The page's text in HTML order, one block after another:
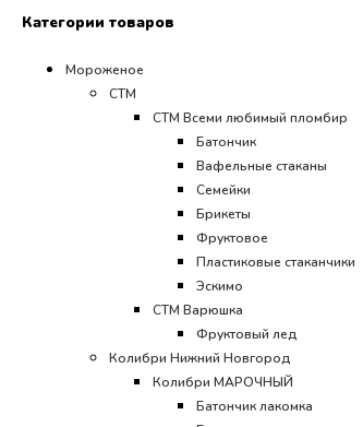
Категории товаров
Мороженое
СТМ
CТМ Всеми любимый пломбир
Батончик
Вафельные стаканы
Семейки
Брикеты
Фруктовое
Пластиковые стаканчики
Эскимо
CТМ Варюшка
Фруктовый лед
Колибри Нижний Новгород
Колибри МАРОЧНЫЙ
Батончик лакомка